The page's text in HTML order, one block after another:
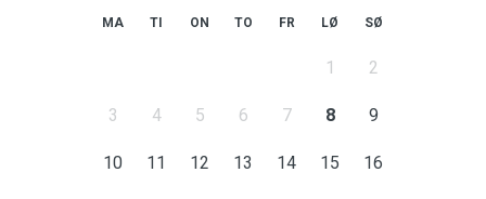
MA TI ON TO FR LØ SØ
1 2
3 4 5 6 7 8 9
10 11 12 13 14 15 16